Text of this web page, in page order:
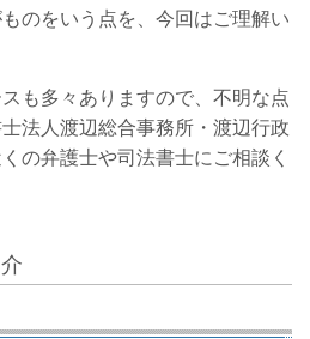
のをいう点を、今回はご理解い
も多々ありますので、不明な点
法人渡辺総合事務所・渡辺行政
の弁護士や司法書士にご相談く